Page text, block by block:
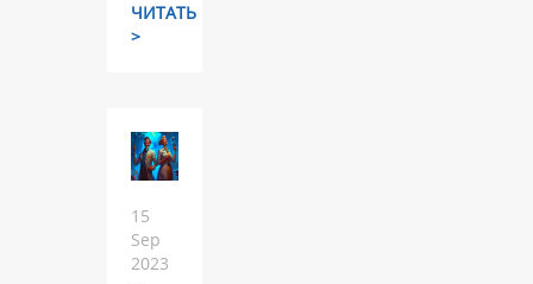
ЧИТАТЬ
>
15
Sep
2023